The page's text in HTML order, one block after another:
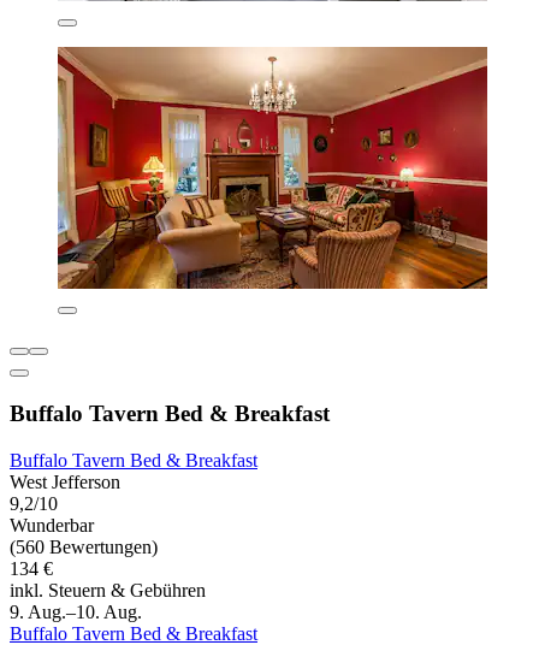
Buffalo Tavern Bed & Breakfast
Buffalo Tavern Bed & Breakfast
West Jefferson
9,2/10
Wunderbar
(560 Bewertungen)
134 €
inkl. Steuern & Gebühren
9. Aug.–10. Aug.
Buffalo Tavern Bed & Breakfast